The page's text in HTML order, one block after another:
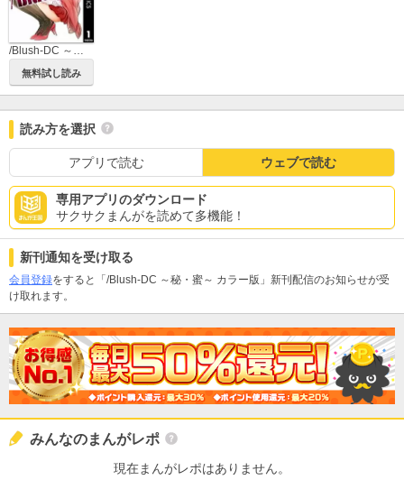
/Blush-DC ～秘・蜜～
無料試し読み
読み方を選択
アプリで読む ウェブで読む
専用アプリのダウンロード
サクサクまんがを読めて多機能！
新刊通知を受け取る
会員登録をすると「/Blush-DC ～秘・蜜～ カラー版」新刊配信のお知らせが受
け取れます。
みんなのまんがレポ
現在まんがレポはありません。